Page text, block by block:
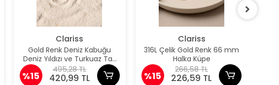
Clariss
Gold Renk Deniz Kabuğu
Deniz Yıldızı ve Turkuaz Taş
Detaylı Küpe
%15
495,28 TL
420,99 TL
Clariss
316L Çelik Gold Renk 66 mm
Halka Küpe
%15
266,58 TL
226,59 TL